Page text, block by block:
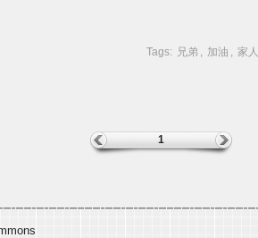
Tags: 兄弟 , 加油 , 家人
1